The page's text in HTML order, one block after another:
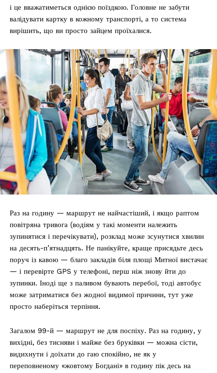
і це вважатиметься однією поїздкою. Головне не забути
валідувати картку в кожному транспорті, а то система
вирішить, що ви просто зайцем проїхалися.
Раз на годину — маршрут не найчастіший, і якщо раптом
повітряна тривога (водіям у такі моменти належить
зупинятися і перечікувати), розклад може зсунутися хвилин
на десять-п’ятнадцять. Не панікуйте, краще присядьте десь
поруч із кавою — благо закладів біля площі Митної вистачає
— і перевірте GPS у телефоні, перш ніж знову йти до
зупинки. Іноді ще з паливом бувають перебої, тоді автобус
може затриматися без жодної видимої причини, тут уже
просто наберіться терпіння.
Загалом 99-й — маршрут не для поспіху. Раз на годину, у
вихідні, без тисняви і майже без бруківки — можна сісти,
видихнути і доїхати до гаю спокійно, не як у
переповненому «жовтому Богдані» в годину пік десь на